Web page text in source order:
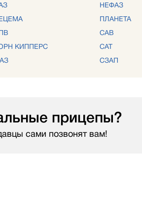
КИППЕРС
НЕФАЗ
ПЛАНЕТА
САВ
САТ
СЗАП
прицепы?
сами позвонят вам!